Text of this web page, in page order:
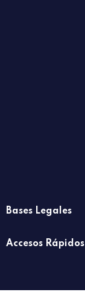
Bases Legales
Accesos Rápidos